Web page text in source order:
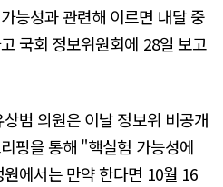
능성과 관련해 이르면 내달 중
국회 정보위원회에 28일 보고
범 의원은 이날 정보위 비공개
핑을 통해 "핵실험 가능성에
에서는 만약 한다면 10월 16